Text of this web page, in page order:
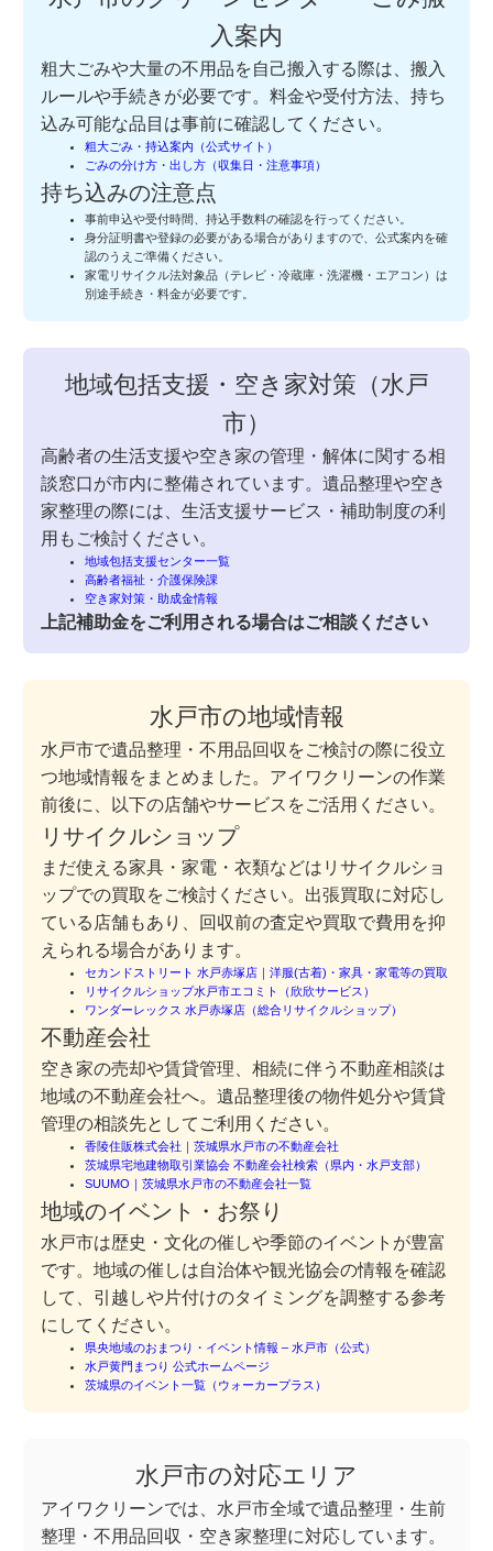
入案内
粗大ごみや大量の不用品を自己搬入する際は、搬入
ルールや手続きが必要です。料金や受付方法、持ち
込み可能な品目は事前に確認してください。
粗大ごみ・持込案内（公式サイト）
ごみの分け方・出し方（収集日・注意事項）
持ち込みの注意点
事前申込や受付時間、持込手数料の確認を行ってください。
身分証明書や登録の必要がある場合がありますので、公式案内を確
認のうえご準備ください。
家電リサイクル法対象品（テレビ・冷蔵庫・洗濯機・エアコン）は
別途手続き・料金が必要です。
地域包括支援・空き家対策（水戸
市）
高齢者の生活支援や空き家の管理・解体に関する相
談窓口が市内に整備されています。遺品整理や空き
家整理の際には、生活支援サービス・補助制度の利
用もご検討ください。
地域包括支援センター一覧
高齢者福祉・介護保険課
空き家対策・助成金情報
上記補助金をご利用される場合はご相談ください
水戸市の地域情報
水戸市で遺品整理・不用品回収をご検討の際に役立
つ地域情報をまとめました。アイワクリーンの作業
前後に、以下の店舗やサービスをご活用ください。
リサイクルショップ
まだ使える家具・家電・衣類などはリサイクルショ
ップでの買取をご検討ください。出張買取に対応し
ている店舗もあり、回収前の査定や買取で費用を抑
えられる場合があります。
セカンドストリート 水戸赤塚店｜洋服(古着)・家具・家電等の買取
リサイクルショップ水戸市エコミト（欣欣サービス）
ワンダーレックス 水戸赤塚店（総合リサイクルショップ）
不動産会社
空き家の売却や賃貸管理、相続に伴う不動産相談は
地域の不動産会社へ。遺品整理後の物件処分や賃貸
管理の相談先としてご利用ください。
香陵住販株式会社｜茨城県水戸市の不動産会社
茨城県宅地建物取引業協会 不動産会社検索（県内・水戸支部）
SUUMO｜茨城県水戸市の不動産会社一覧
地域のイベント・お祭り
水戸市は歴史・文化の催しや季節のイベントが豊富
です。地域の催しは自治体や観光協会の情報を確認
して、引越しや片付けのタイミングを調整する参考
にしてください。
県央地域のおまつり・イベント情報 – 水戸市（公式）
水戸黄門まつり 公式ホームページ
茨城県のイベント一覧（ウォーカープラス）
水戸市の対応エリア
アイワクリーンでは、水戸市全域で遺品整理・生前
整理・不用品回収・空き家整理に対応しています。